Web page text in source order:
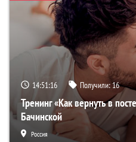
14:51:15 Получили:16
Тренинг «Как вернуть в
Бачинской
Россия